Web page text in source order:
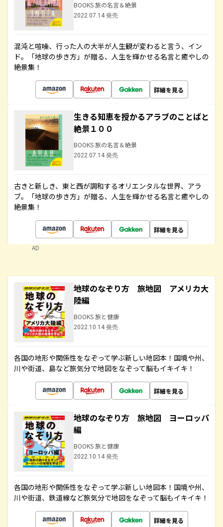
BOOKS 旅の名言＆絶景
2022.07.14 発売
混沌と喧噪、行った人の大半が人生観が変わると言う、イン
ド。「地球の歩き方」が贈る、人生を輝かせる名言と癒やしの
絶景集！
詳細を見る
生きる知恵を授かるアラブのことばと
絶景１００
BOOKS 旅の名言＆絶景
2022.07.14 発売
古きと新しき、東と西が調和するオリエンタルな世界、アラ
ブ。「地球の歩き方」が贈る、人生を輝かせる名言と癒やしの
絶景集！
詳細を見る
AD
地球のなぞり方 旅地図 アメリカ大
陸編
BOOKS 旅と健康
2022.10.14 発売
各国の地形や関係性をなぞって学ぶ新しい地図本！国境や州、
川や街道、島など旅気分で地図をなぞって脳もイキイキ！
詳細を見る
地球のなぞり方 旅地図 ヨーロッパ
編
BOOKS 旅と健康
2022.10.14 発売
各国の地形や関係性をなぞって学ぶ新しい地図本！国境や州、
川や街道、鉄道線など旅気分で地図をなぞって脳もイキイキ！
詳細を見る